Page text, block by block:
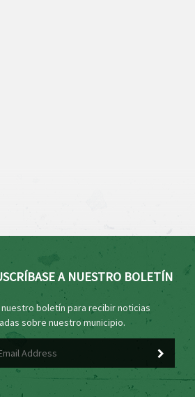
A NUESTRO BOLETÍN
nuestro boletín para recibir noticias
sobre nuestro municipio.